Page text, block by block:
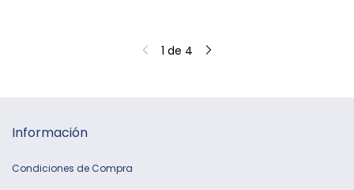
1 de 4
Información
Condiciones de Compra